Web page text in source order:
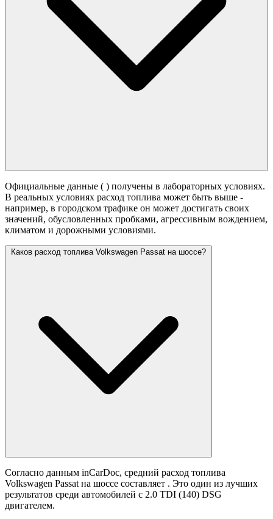
Официальные данные ( ) получены в лабораторных условиях.
В реальных условиях расход топлива может быть выше -
например, в городском трафике он может достигать своих
значений, обусловленных пробками, агрессивным вождением,
климатом и дорожными условиями.
Каков расход топлива Volkswagen Passat на шоссе?
Согласно данным inCarDoc, средний расход топлива
Volkswagen Passat на шоссе составляет . Это один из лучших
результатов среди автомобилей с 2.0 TDI (140) DSG
двигателем.